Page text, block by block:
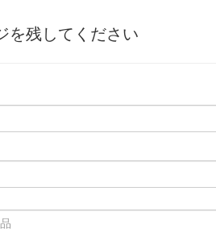
を残してください